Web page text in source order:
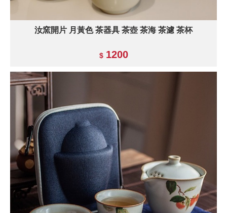
汝窯開片 月黃色 茶器具 茶壺 茶海 茶濾 茶杯
1200